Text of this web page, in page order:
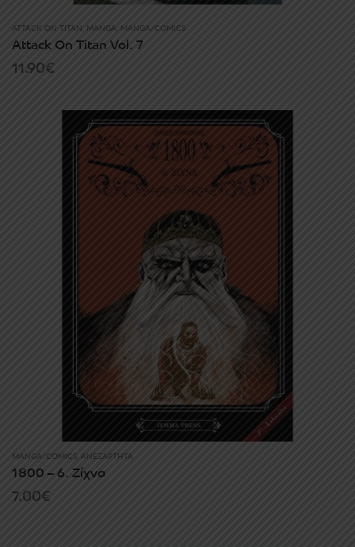
ATTACK ON TITAN MANGA , MANGA/COMICS
Attack On Titan Vol. 7
11.90€
MANGA/COMICS, ΑΝΕΞΆΡΤΗΤΑ
1800 – 6. Ζίχνα
7.00€